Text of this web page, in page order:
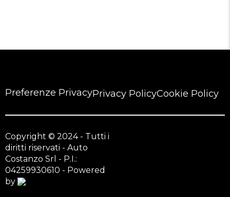
Preferenze PrivacyPrivacy PolicyCookie Policy
Copyright © 2024 - Tutti i
diritti riservati - Auto
Costanzo Srl - P.I.:
04259930610 - Powered
by